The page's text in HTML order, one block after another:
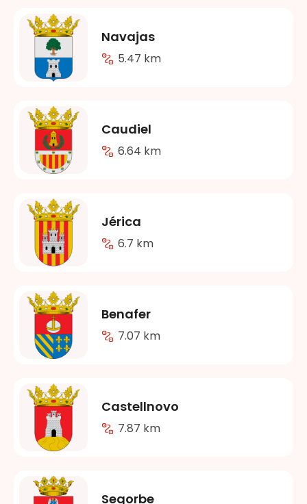
Navajas
5.47 km
Caudiel
6.64 km
Jérica
6.7 km
Benafer
7.07 km
Castellnovo
7.87 km
Segorbe